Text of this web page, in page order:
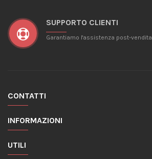
SUPPORTO CLIENTI
Garantiamo l'assistenza post-vendita
CONTATTI
INFORMAZIONI
UTILI